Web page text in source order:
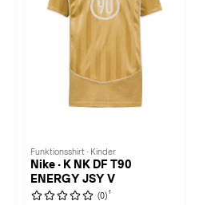
Funktionsshirt · Kinder
Nike · K NK DF T90
ENERGY JSY V
(0) 1